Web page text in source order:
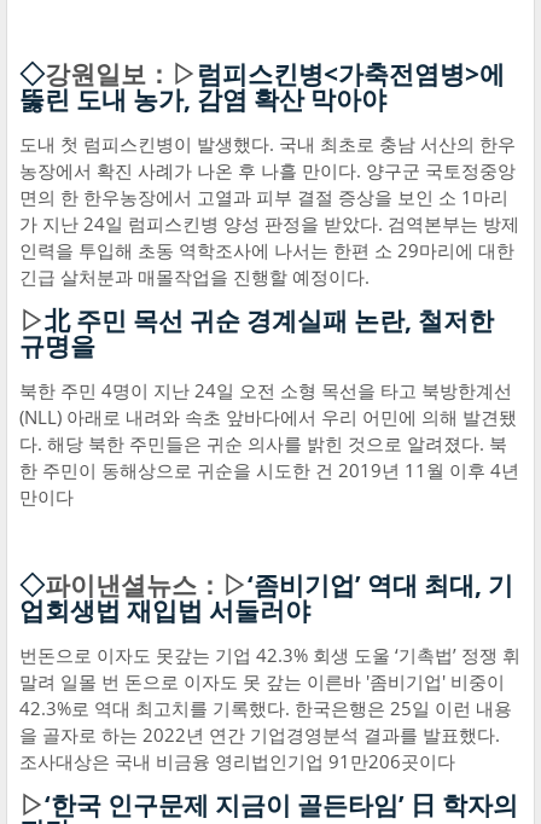
◇강원일보：▷럼피스킨병<가축전염병>에
뚫린 도내 농가, 감염 확산 막아야
도내 첫 럼피스킨병이 발생했다. 국내 최초로 충남 서산의 한우
농장에서 확진 사례가 나온 후 나흘 만이다. 양구군 국토정중앙
면의 한 한우농장에서 고열과 피부 결절 증상을 보인 소 1마리
가 지난 24일 럼피스킨병 양성 판정을 받았다. 검역본부는 방제
인력을 투입해 초동 역학조사에 나서는 한편 소 29마리에 대한
긴급 살처분과 매몰작업을 진행할 예정이다.
▷北 주민 목선 귀순 경계실패 논란, 철저한
규명을
북한 주민 4명이 지난 24일 오전 소형 목선을 타고 북방한계선
(NLL) 아래로 내려와 속초 앞바다에서 우리 어민에 의해 발견됐
다. 해당 북한 주민들은 귀순 의사를 밝힌 것으로 알려졌다. 북
한 주민이 동해상으로 귀순을 시도한 건 2019년 11월 이후 4년
만이다
◇파이낸셜뉴스：▷‘좀비기업’ 역대 최대, 기
업회생법 재입법 서둘러야
번돈으로 이자도 못갚는 기업 42.3% 회생 도울 ‘기촉법’ 정쟁 휘
말려 일몰 번 돈으로 이자도 못 갚는 이른바 '좀비기업' 비중이
42.3%로 역대 최고치를 기록했다. 한국은행은 25일 이런 내용
을 골자로 하는 2022년 연간 기업경영분석 결과를 발표했다.
조사대상은 국내 비금융 영리법인기업 91만206곳이다
▷‘한국 인구문제 지금이 골든타임’ 日 학자의